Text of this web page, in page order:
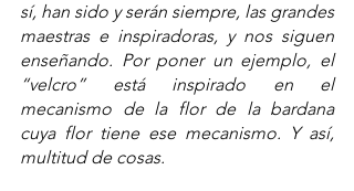
sí, han sido y serán siempre, las grandes
maestras e inspiradoras, y nos siguen
enseñando. Por poner un ejemplo, el
“velcro” está inspirado en el
mecanismo de la flor de la bardana
cuya flor tiene ese mecanismo. Y así,
multitud de cosas.